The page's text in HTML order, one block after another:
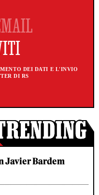
DEI DATI E L'INVIO
DI RS
Javier Bardem